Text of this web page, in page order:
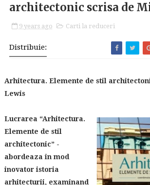
architectonic scrisa de
9 years ago Carti la reduceri
Distribuie:
Arhitectura. Elemente de stil
Lewis
Lucrarea “Arhitectura.
Elemente de stil
architectonic” -
abordeaza in mod
inovator istoria
arhitecturii, examinand